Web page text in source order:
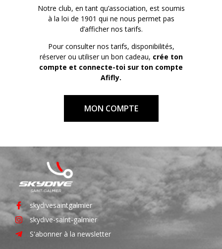
Notre club, en tant qu’association, est soumis
à la loi de 1901 qui ne nous permet pas
d’afficher nos tarifs.
Pour consulter nos tarifs, disponibilités,
réserver ou utiliser un bon cadeau, crée ton
compte et connecte-toi sur ton compte
Afifly.
MON COMPTE
skydivesaintgalmier
skydive-saint-galmier
S'abonner à la newsletter